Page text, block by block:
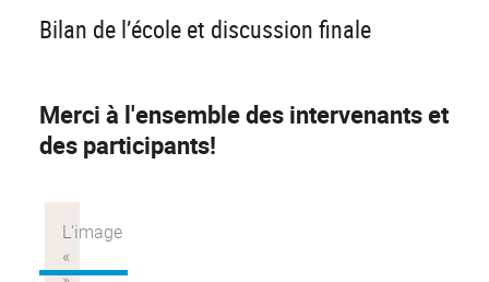
Bilan de l’école et discussion finale
Merci à l'ensemble des intervenants et
des participants!